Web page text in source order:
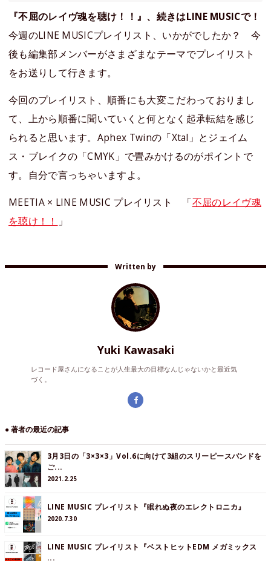
『不屈のレイヴ魂を聴け！！』、続きはLINE MUSICで！
今週のLINE MUSICプレイリスト、いかがでしたか？ 今
後も編集部メンバーがさまざまなテーマでプレイリスト
をお送りして行きます。
今回のプレイリスト、順番にも大変こだわっておりまし
て、上から順番に聞いていくと何となく起承転結を感じ
られると思います。Aphex Twinの「Xtal」とジェイム
ス・ブレイクの「CMYK」で畳みかけるのがポイントで
す。自分で言っちゃいますよ。
MEETIA × LINE MUSIC プレイリスト 「不屈のレイヴ魂
を聴け！！ 」
Written by
Yuki Kawasaki
レコード屋さんになることが人生最大の目標なんじゃないかと最近気
づく。
● 著者の最近の記事
3月3日の「3×3×3」Vol.6に向けて3組のスリーピースバンドを
ご...
2021.2.25
LINE MUSIC プレイリスト『眠れぬ夜のエレクトロニカ』
2020.7.30
LINE MUSIC プレイリスト『ベストヒットEDM メガミックス
...